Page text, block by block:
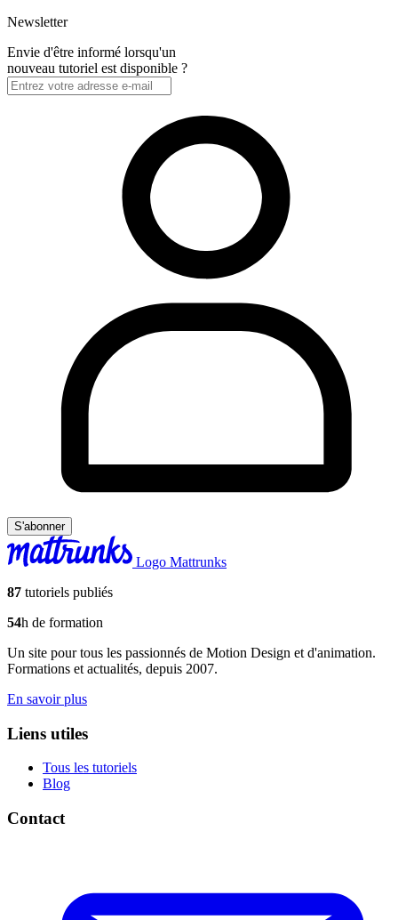
Newsletter
Envie d'être informé lorsqu'un
nouveau tutoriel est disponible ?
S'abonner
Logo Mattrunks
87 tutoriels publiés
54h de formation
Un site pour tous les passionnés de Motion Design et d'animation.
Formations et actualités, depuis 2007.
En savoir plus
Liens utiles
Tous les tutoriels
Blog
Contact